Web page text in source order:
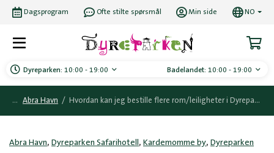
Dyreparken: 10:00 - 19:00 Badelandet: 10:00 - 19:00
Dagsprogram Ofte stilte spørsmål Min side NO
Abra Havn / Hvordan kan jeg bestille flere rom/leiligheter i Dyreparken i samme bestilling?
Abra Havn, Dyreparken Safarihotell , Kardemomme by, Dyreparken